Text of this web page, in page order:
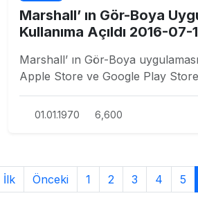
Marshall’ ın Gör-Boya
Kullanıma Açıldı 2016-07-
Marshall’ ın Gör-Boya
Apple Store ve Google Play
01.01.1970 6,600
İlk Önceki 1 2 3 4 5